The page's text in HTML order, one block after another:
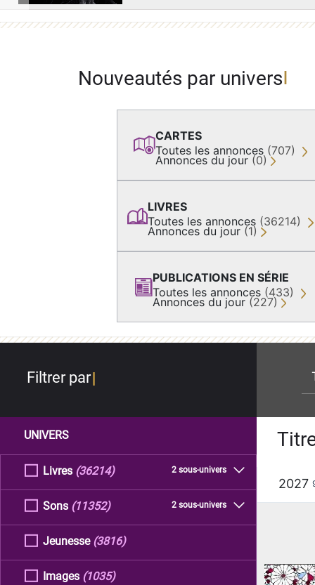
Nouveautés par univers
CARTES
Toutes les annonces (707)
Annonces du jour (0)
LIVRES
Toutes les annonces (36214)
Annonces du jour (1)
PUBLICATIONS EN SÉRIE
Toutes les annonces (433)
Annonces du jour (227)
Filtrer par
UNIVERS
Livres 2 sous-univers
(36214)
Sons 2 sous-univers
(11352)
Jeunesse (3816)
Images (1035)
2027